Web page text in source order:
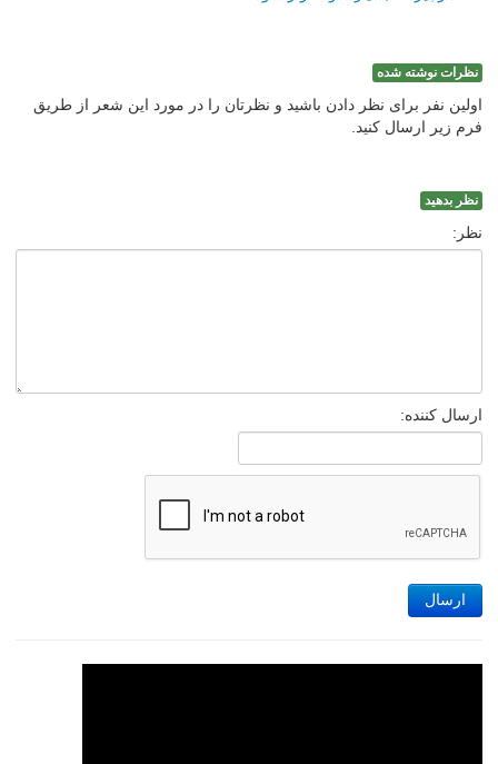
نظرات نوشته شده
اولین نفر برای نظر دادن باشید و نظرتان را در مورد این شعر از طریق
فرم زیر ارسال کنید.
نظر بدهید
نظر:
ارسال کننده:
ارسال